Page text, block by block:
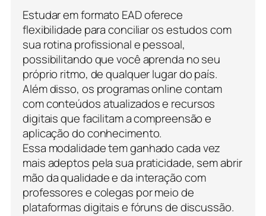
Estudar em formato EAD oferece
flexibilidade para conciliar os estudos com
sua rotina profissional e pessoal,
possibilitando que você aprenda no seu
próprio ritmo, de qualquer lugar do país.
Além disso, os programas online contam
com conteúdos atualizados e recursos
digitais que facilitam a compreensão e
aplicação do conhecimento.
Essa modalidade tem ganhado cada vez
mais adeptos pela sua praticidade, sem abrir
mão da qualidade e da interação com
professores e colegas por meio de
plataformas digitais e fóruns de discussão.